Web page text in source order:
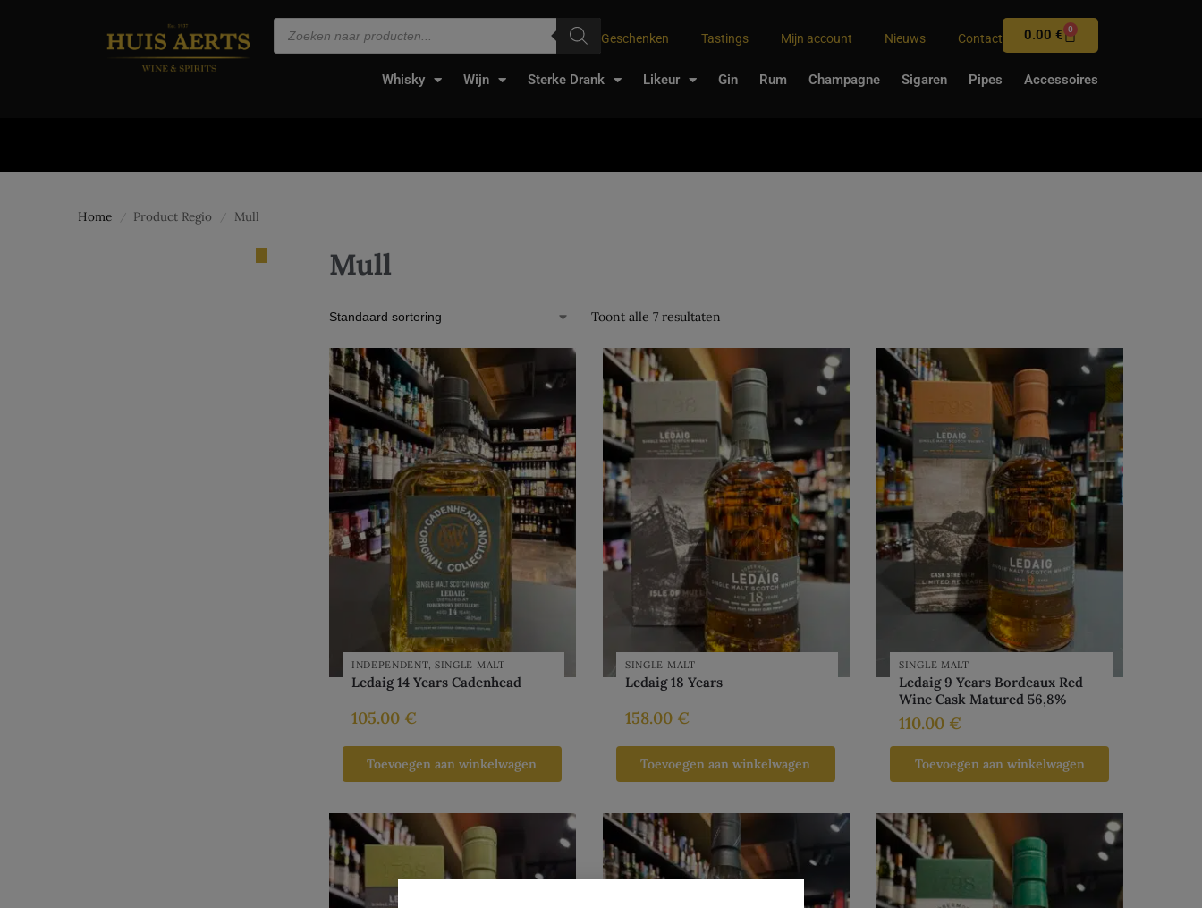
Geschenken Tastings Mijn account Nieuws Contact 0.00€ 0
Whisky Wijn Sterke Drank Likeur Gin Rum Champagne Sigaren Pipes Accessoires
Home / Product Regio / Mull
Mull
Toont alle 7 resultaten
INDEPENDENT, SINGLE MALT
Ledaig 14 Years Cadenhead
105.00 €
Toevoegen aan winkelwagen
SINGLE MALT
Ledaig 18 Years
158.00 €
Toevoegen aan winkelwagen
SINGLE MALT
Ledaig 9 Years Bordeaux Red
Wine Cask Matured 56,8%
110.00 €
Toevoegen aan winkelwagen